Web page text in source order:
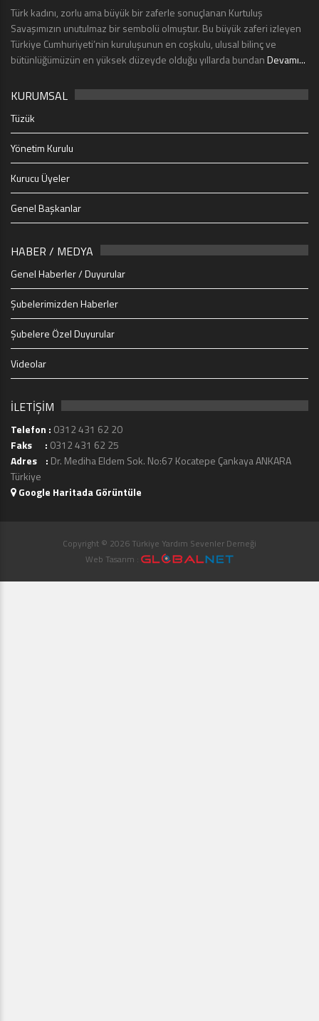
Türk kadını, zorlu ama büyük bir zaferle sonuçlanan Kurtuluş
Savaşımızın unutulmaz bir sembolü olmuştur. Bu büyük zaferi izleyen
Türkiye Cumhuriyeti’nin kuruluşunun en coşkulu, ulusal bilinç ve
bütünlüğümüzün en yüksek düzeyde olduğu yıllarda bundanDevamı...
KURUMSAL
Tüzük
Yönetim Kurulu
Kurucu Üyeler
Genel Başkanlar
HABER / MEDYA
Genel Haberler / Duyurular
Şubelerimizden Haberler
Şubelere Özel Duyurular
Videolar
İLETİŞİM
Telefon : 0312 431 62 20
Faks : 0312 431 62 25
Adres : Dr. Mediha Eldem Sok. No:67 Kocatepe Çankaya ANKARA
Türkiye
Google Haritada Görüntüle
Copyright © 2026 Türkiye Yardım Sevenler Derneği
Web Tasarım :